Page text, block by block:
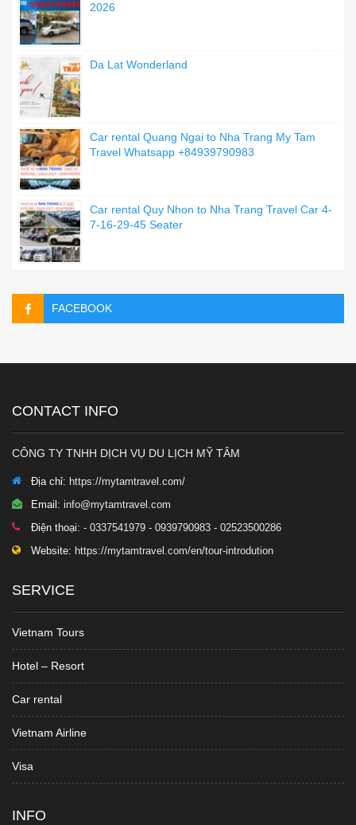
2026
Da Lat Wonderland
Car rental Quang Ngai to Nha Trang My Tam
Travel Whatsapp +84939790983
Car rental Quy Nhon to Nha Trang Travel Car 4-
7-16-29-45 Seater
FACEBOOK
CONTACT INFO
CÔNG TY TNHH DỊCH VỤ DU LỊCH MỸ TÂM
Địa chỉ: https://mytamtravel.com/
Email: info@mytamtravel.com
Điện thoại: - 0337541979 - 0939790983 - 02523500286
Website: https://mytamtravel.com/en/tour-introdution
SERVICE
Vietnam Tours
Hotel – Resort
Car rental
Vietnam Airline
Visa
INFO